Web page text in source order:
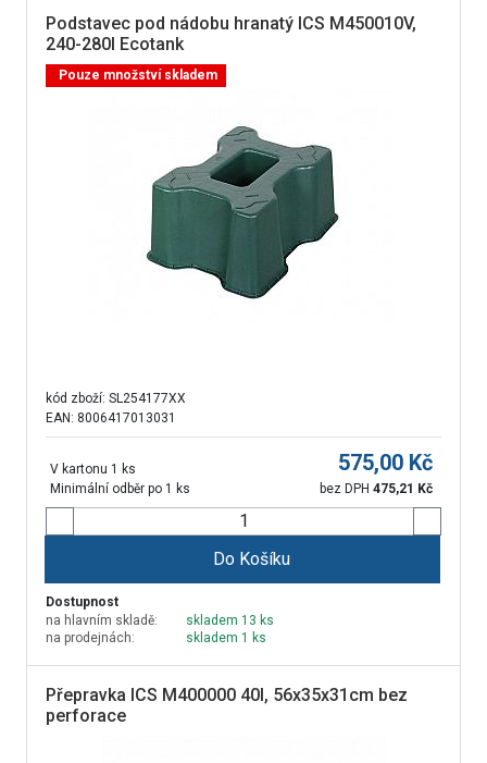
Podstavec pod nádobu hranatý ICS M450010V,
240-280l Ecotank
Pouze množství skladem
kód zboží: SL254177XX
EAN: 8006417013031
V kartonu 1 ks
Minimální odběr po 1 ks
575,00 Kč
bez DPH 475,21 Kč
Do Košíku
Dostupnost
na hlavním skladě:
skladem 13 ks
na prodejnách:
skladem 1 ks
Přepravka ICS M400000 40l, 56x35x31cm bez
perforace